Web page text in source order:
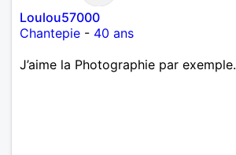
Loulou57000
Chantepie - 40 ans
J’aime la Photographie par exemple.